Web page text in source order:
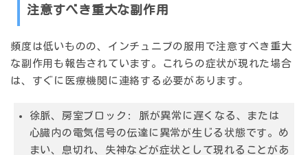
注意すべき重大な副作用
頻度は低いものの、インチュニブの服用で注意すべき重大
な副作用も報告されています。これらの症状が現れた場合
は、すぐに医療機関に連絡する必要があります。
徐脈、房室ブロック:
脈が異常に遅くなる、または
心臓内の電気信号の伝達に異常が生じる状態です。め
まい、息切れ、失神などが症状として現れることがあ